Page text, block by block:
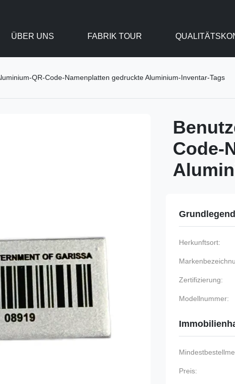
ÜBER UNS FABRIK TOUR
QR-Code-Namenplatten gedruckte Aluminium-Inventar-Tags
Code-
Herkunftsort:
Zertifizierung:
Modellnummer:
Preis: